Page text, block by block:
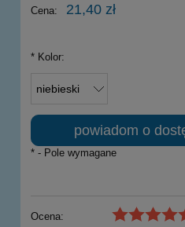
Cena: 21,40 zł
* Kolor:
powiadom o
* - Pole wymagane
Ocena: